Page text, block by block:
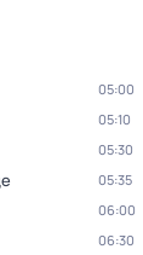
05:00
05:10
05:30
05:35
06:00
06:30